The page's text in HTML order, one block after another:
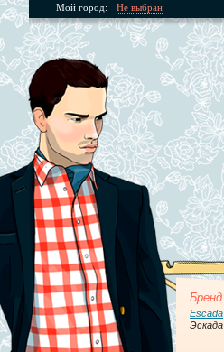
Мой город: Не выбран
Бренд
Escada
Эскада